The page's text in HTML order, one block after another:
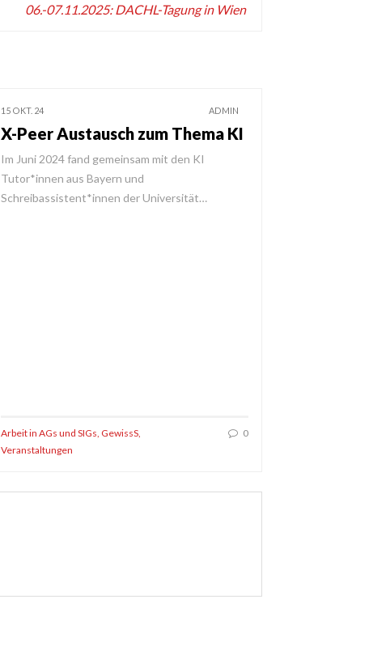
06.-07.11.2025: DACHL-Tagung in Wien
15 OKT. 24 ADMIN
X-Peer Austausch zum Thema KI
Im Juni 2024 fand gemeinsam mit den KI
Tutor*innen aus Bayern und
Schreibassistent*innen der Universität…
Arbeit in AGs und SIGs GewissS
Veranstaltungen
0